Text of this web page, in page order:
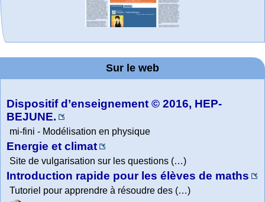
Wolfram web
resources
TED Talks
Office fédéral de
la statistique
Wolfram
Demonstrations
Project. College
Physics
WolframTones :
Generate a
Composition
Wolfram
Education Portal
Online math
practice and
lessons
Wolfram
Mathematica
Tutorial
Collection
MATHCURVE.CO
M
Sur le web
Dispositif d’enseignement © 2016, HEP-
BEJUNE.
mi-fini - Modélisation en physique
Energie et climat
Site de vulgarisation sur les questions (…)
Introduction rapide pour les élèves de maths
Tutoriel pour apprendre à résoudre des (…)